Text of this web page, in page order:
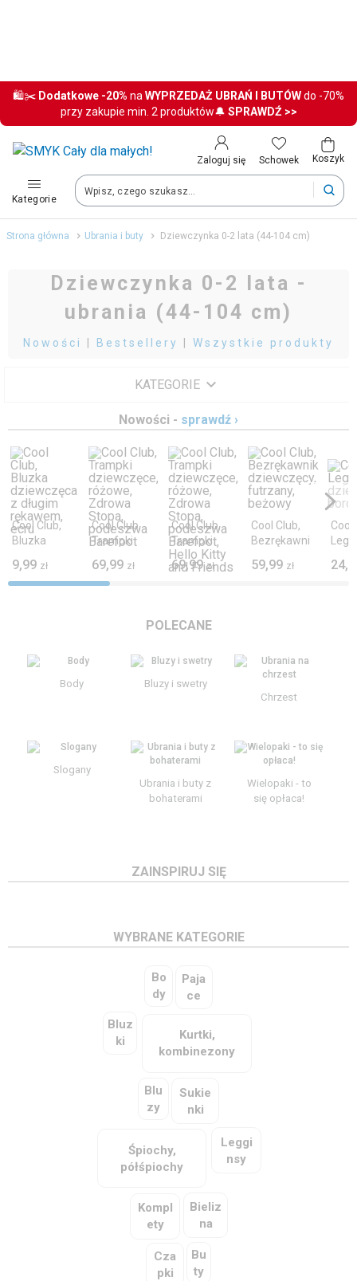
🛍️✂️ Dodatkowe -20% na WYPRZEDAŻ UBRAŃ I BUTÓWdo -70%
przy zakupie min. 2 produktów🔔 SPRAWDŹ >>
Zaloguj się Schowek Koszyk
Kategorie
Wybierz kraj, aby przejść do zakupów
Polska (Poland)
Twoje zamówienia dostarczymy na teren wybranego kraju.
Język
Polski
Po zmianie kraju część produktów może zostać usunięta z
Strona główna Ubrania i buty Dziewczynka 0-2 lata (44-104 cm)
Dziewczynka 0-2 lata -
ubrania (44-104 cm)
Nowości Bestsellery Wszystkie produkty
KATEGORIE
KATEGORIE
Akcesoria ›
Bielizna, skarpety ›
Bluzki ›
Bluzy, swetry ›
Body ›
Komplety ›
Koszule, marynarki ›
Legginsy ›
Pajace, opalacze ›
Sukienki, spódnice ›
Śpiochy, półśpiochy, kaftaniki ›
WSZYSTKIE PRODUKTY ›
Nowości - sprawdź ›
Cool Club,
Bluzka
z długim
rękawem,
9,99 zł
Cool Club,
Trampki
różowe,
Zdrowa
69,99 zł
Cool Club,
Trampki
dziewczęce,
różowe,
Barefoot,
and Friends
69,99 zł
Cool Club,
Bezrękawni
dziewczęcy,
59,99 zł
Cool
POLECANE
Body
Bluzy i swetry
Chrzest
Slogany
Ubrania i buty z
bohaterami
Wielopaki - to
się opłaca!
ZAINSPIRUJ SIĘ
dziewczęcy, ażurowy,
Sweter rozpinany,
Spodnie, różowy
prążkowane, ecru, Hello
Kitty
WYBRANE KATEGORIE
Bo
dy
Paja
ce
Bluz
ki
Kurtki,
kombinezony
Blu
zy
Sukie
nki
Śpiochy,
półśpiochy
Leggi
nsy
Kompl
ety
Bieliz
na
Cza
pki
Bu
ty